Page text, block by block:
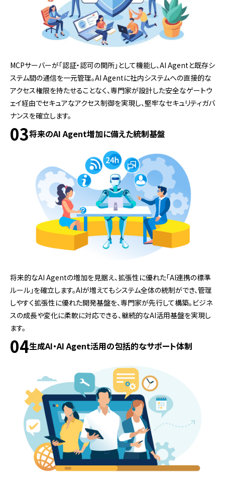
MCPサーバーが「認証・認可の関所」として機能し、AI Agentと既存シ
ステム間の通信を一元管理。AI Agentに社内システムへの直接的な
アクセス権限を持たせることなく、専門家が設計した安全なゲートウ
ェイ経由でセキュアなアクセス制御を実現し、堅牢なセキュリティガバ
ナンスを確立します。
03将来のAI Agent増加に備えた統制基盤
将来的なAI Agentの増加を見据え、拡張性に優れた「AI連携の標準
ルール」を確立します。AIが増えてもシステム全体の統制ができ、管理
しやすく拡張性に優れた開発基盤を、専門家が先行して構築。ビジネ
スの成長や変化に柔軟に対応できる、継続的なAI活用基盤を実現し
ます。
04生成AI・AI Agent活用の包括的なサポート体制